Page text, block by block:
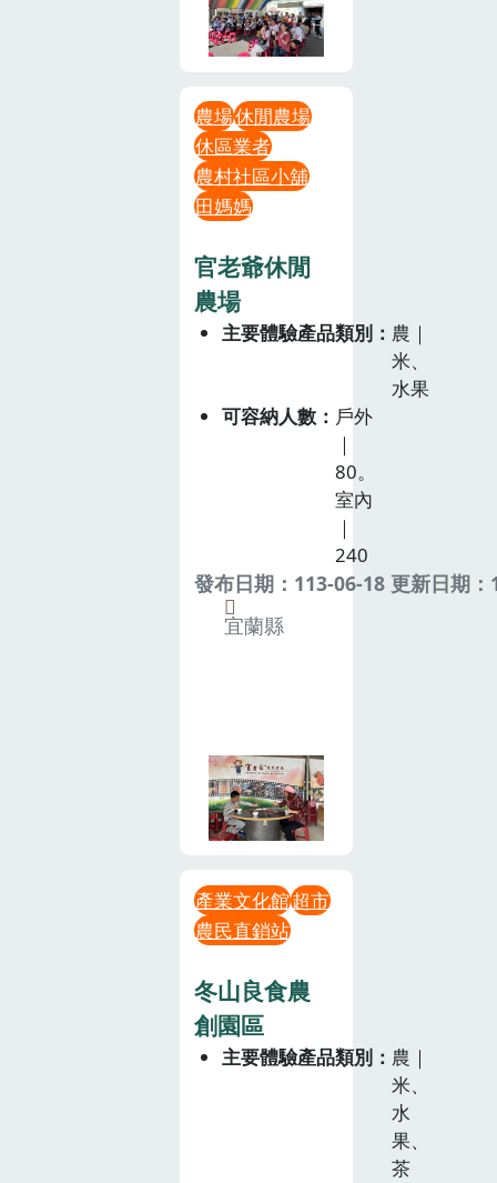
農場休閒農場
休區業者
農村社區小舖
田媽媽
官老爺休閒
農場
主要體驗產品類別
農｜
米、
水果
可容納人數
戶外
｜
80。
室內
｜
240
發布日期：113-06-18 更新日期
宜蘭縣
產業文化館超市
農民直銷站
冬山良食農
創園區
主要體驗產品類別
農｜
米、
水
果、
茶